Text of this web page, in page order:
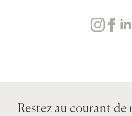
Restez au courant de